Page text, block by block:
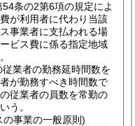
条の2第6項の規定によ
が利用者に代わり当該
事業者に支払われる場
ビス費に係る指定地域
業者の勤務延時間数を
が勤務すべき時間数で
従業者の員数を常勤の
う。
事業の一般原則)